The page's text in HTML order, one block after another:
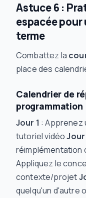
Astuce 6 :
espacée
terme
Combattez la
place des
Calendrier de
programmation
Jour 1 : Apprenez
tutoriel vidéoJour
Appliquez le
contexte/projet
quelqu'un d'autre